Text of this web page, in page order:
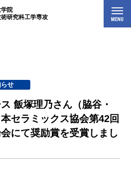
院
研究科工学専攻
MENU
せ
飯塚理乃さん（脇谷・
セラミックス協会第42回
にて奨励賞を受賞しまし